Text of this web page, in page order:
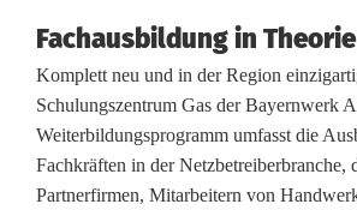
g
s
z
e
Fachausbildung in
Komplett neu und in der Region
Schulungszentrum Gas der Bayernwerk
Weiterbildungsprogramm umfasst die
Fachkräften in der Netzbetreiberbranche,
Partnerfirmen, Mitarbeitern von